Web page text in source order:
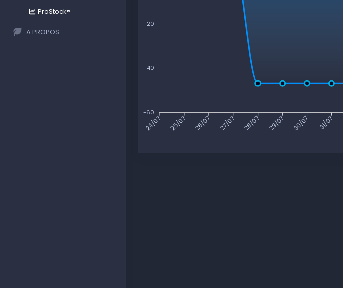
ProStock®
A PROPOS
-20
-40
-60
24/07 25/07 26/07 27/07 28/07 29/07 30/07 31/07